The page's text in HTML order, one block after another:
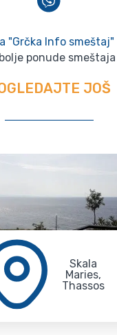
"Grčka Info smeštaj"
ponude smeštaja
JOŠ
Skala
Maries,
Thassos